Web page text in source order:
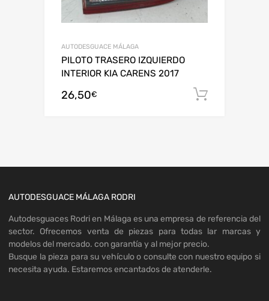
AUTODESGUACE MÁLAGA
PILOTO TRASERO IZQUIERDO
INTERIOR KIA CARENS 2017
26,50€
AUTODESGUACE MÁLAGA RODRI
Autodesguaces Rodri en Málaga es una empresa de referencia del
sector. Ofrecemos venta de piezas para todas lar marcas y
modelos del mercado. con garantía y al mejor precio.
Busque la pieza para su vehículo o consulte con nuestro equipo si
necesita ayuda. Estaremos encantados de atenderle.